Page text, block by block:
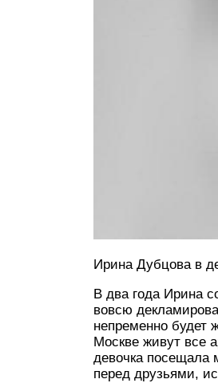
Ирина Дубцова в
В два года Ирина
вовсю
непременно будет
Москве живут все
девочка посещала
перед друзьями,